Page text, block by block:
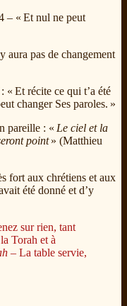
– « Et nul ne peut
aura pas de changement
Et récite ce qui t’a été
changer Ses paroles. »
pareille : « Le ciel et la
point» (Matthieu
fort aux chrétiens et aux
été donné et d’y
sur rien, tant
Torah et à
– La table servie,